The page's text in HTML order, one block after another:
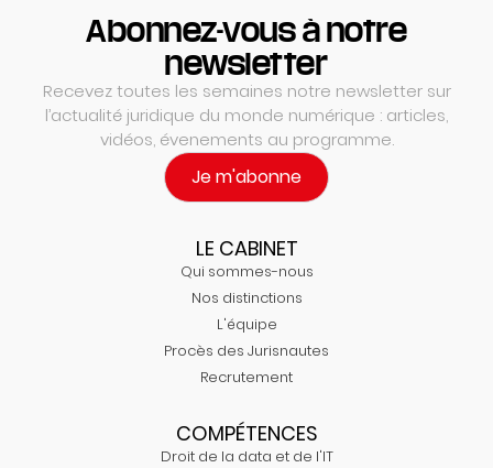
Abonnez-vous à notre
newsletter
Recevez toutes les semaines notre newsletter sur
l’actualité juridique du monde numérique : articles,
vidéos, évenements au programme.
Je m'abonne
LE CABINET
Qui sommes-nous
Nos distinctions
L'équipe
Procès des Jurisnautes
Recrutement
COMPÉTENCES
Droit de la data et de l'IT